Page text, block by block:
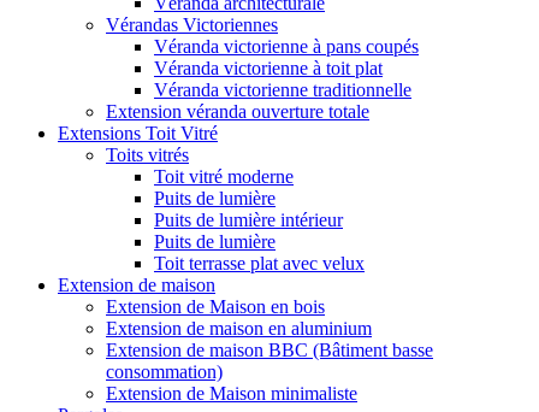
Vérandas Victoriennes
Véranda victorienne à pans coupés
Véranda victorienne à toit plat
Véranda victorienne traditionnelle
Extension véranda ouverture totale
Extensions Toit Vitré
Toits vitrés
Toit vitré moderne
Puits de lumière
Puits de lumière intérieur
Puits de lumière
Toit terrasse plat avec velux
Extension de maison
Extension de Maison en bois
Extension de maison en aluminium
Extension de maison BBC (Bâtiment basse
consommation)
Extension de Maison minimaliste